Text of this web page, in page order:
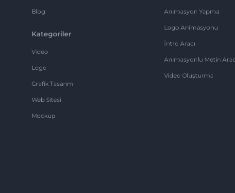
Blog
Kategoriler
Video
Logo
Grafik Tasarım
Web Sitesi
Mockup
Animasyon Yapma
Logo Animasyonu
İntro Aracı
Animasyonlu Metin
Video Oluşturma